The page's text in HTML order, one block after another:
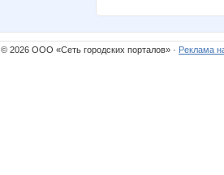
© 2026 ООО «Сеть городских порталов» · Реклама